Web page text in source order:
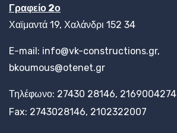
Γραφείο 2ο
Χαϊμαντά 19, Χαλάνδρι 152 34
E-mail: info@vk-constructions.gr,
bkoumous@otenet.gr
Τηλέφωνο: 27430 28146, 2169004274
Fax: 2743028146, 2102322007